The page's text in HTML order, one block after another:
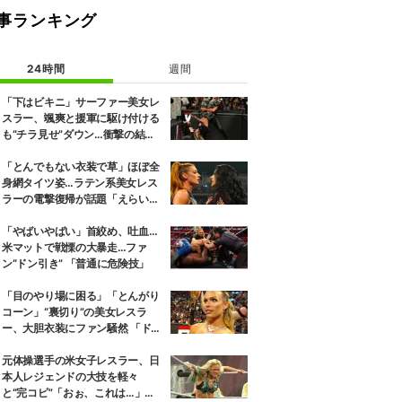
ランキング
24時間 週間
「下はビキニ」サーファー美女レ
スラー、颯爽と援軍に駆け付ける
も“チラ見せ”ダウン…衝撃の結末
「とんでもない衣装で草」ほぼ全
身網タイツ姿…ラテン系美女レス
ラーの電撃復帰が話題「えらいセ
「やばいやばい」首絞め、吐血…
米マットで戦慄の大暴走…ファ
ン“ドン引き” 「普通に危険技」
「目のやり場に困る」「とんがり
コーン」“裏切り”の美女レスラ
ー、大胆衣装にファン騒然 「ドロ
元体操選手の米女子レスラー、日
本人レジェンドの大技を軽々
と“完コピ”「おぉ、これは…」実